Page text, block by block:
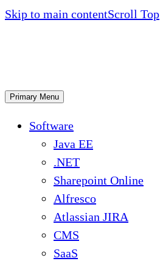
Skip to main contentScroll Top
Primary Menu
Software
Java EE
.NET
Sharepoint Online
Alfresco
Atlassian JIRA
CMS
SaaS